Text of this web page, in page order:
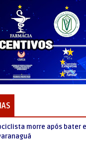
morre após bater